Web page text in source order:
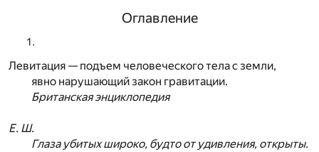
Оглавление
Левитация — подъем человеческого тела с земли,
явно нарушающий закон гравитации.
Британская энциклопедия
Е. Ш.
Глаза убитых широко, будто от удивления, открыты.